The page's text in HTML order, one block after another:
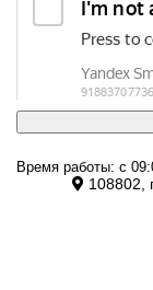
Время работы: с
108802,